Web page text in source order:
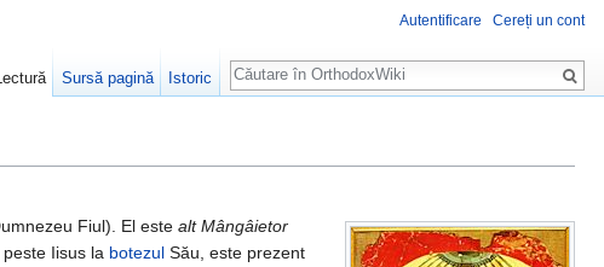
Fiul). El este alt Mângâietor
Iisus la botezul Său, este prezent
Autentificare Cereți un cont
Sursă pagină Istoric
Căutare